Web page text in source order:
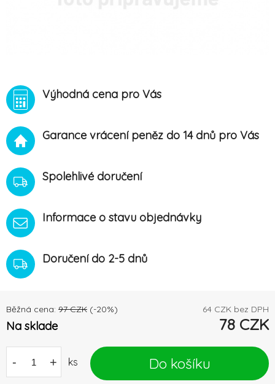
Běžná cena: 97 CZK (-20%) 64 CZK bez DPH
Na sklade 78 CZK
- + ks Do košíku
Výhodná cena pro Vás
Garance vrácení peněz do 14 dnů pro Vás
Spolehlivé doručení
Informace o stavu objednávky
Doručení do 2-5 dnů